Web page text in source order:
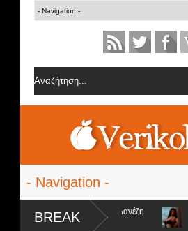
BREAK
την ομάδα της Σοφίας Δανέζη
Η